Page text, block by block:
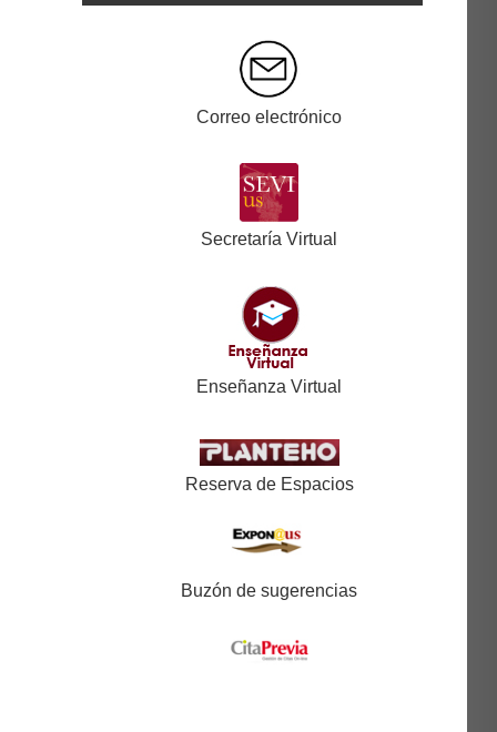
Correo electrónico
Secretaría Virtual
Enseñanza Virtual
Reserva de Espacios
Buzón de sugerencias